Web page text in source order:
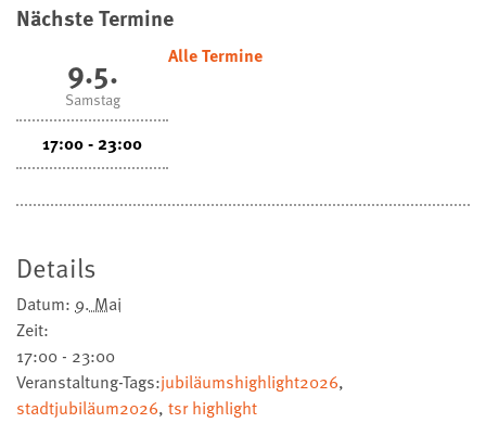
Nächste Termine
9.5.
Samstag
17:00 - 23:00
Alle Termine
Details
Datum: 9. Mai
Zeit:
17:00 - 23:00
Veranstaltung-Tags:jubiläumshighlight2026,
stadtjubiläum2026, tsr highlight